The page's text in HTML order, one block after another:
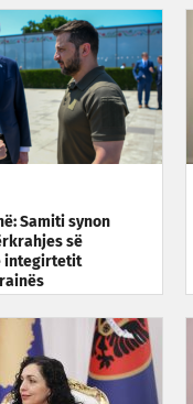
Samiti synon
së
integirtetit